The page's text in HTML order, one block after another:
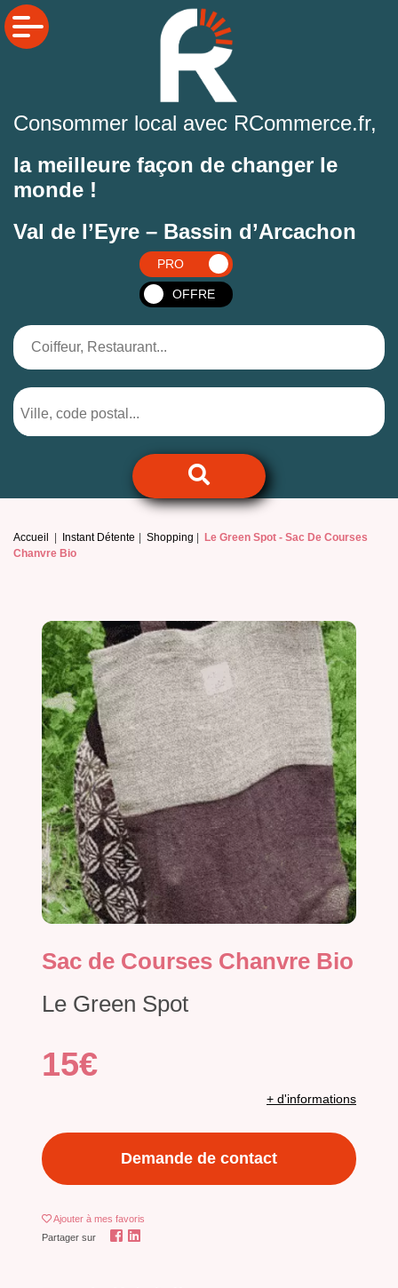
Consommer local avec RCommerce.fr,
la meilleure façon de changer le
monde !
Val de l’Eyre – Bassin d’Arcachon
PRO
OFFRE
Accueil Instant Détente Shopping Le Green Spot -Sac De Courses
Chanvre Bio
Sac de Courses Chanvre Bio
Le Green Spot
15€
+ d'informations
Demande de contact
Ajouter à mes favoris
Partager sur